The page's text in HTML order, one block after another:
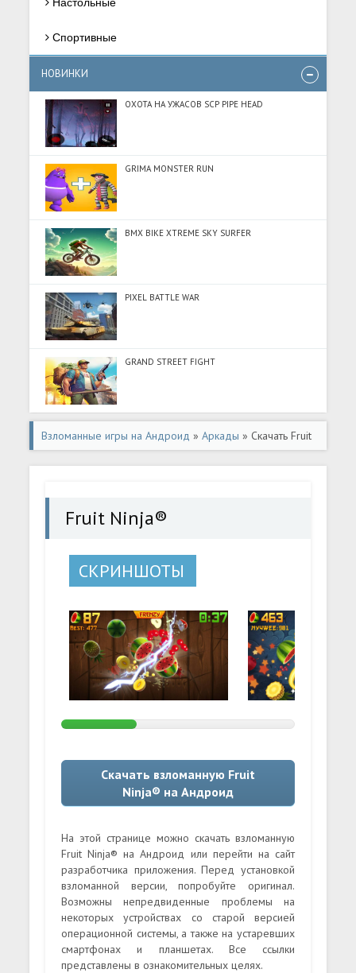
Спортивные
НОВИНКИ
ОХОТА НА УЖАСОВ SCP PIPE HEAD
GRIMA MONSTER RUN
BMX BIKE XTREME SKY SURFER
PIXEL BATTLE WAR
GRAND STREET FIGHT
Взломанные игры на Андроид »Аркады » Скачать Fruit
Ninja® (Много денег) на Андроид
Fruit Ninja®
СКРИНШОТЫ
Скачать взломанную Fruit
Ninja® на Андроид
На этой странице можно скачать взломанную
Fruit Ninja® на Андроид или перейти на сайт
разработчика приложения. Перед установкой
взломанной версии, попробуйте оригинал.
Возможны непредвиденные проблемы на
некоторых устройствах со старой версией
операционной системы, а также на устаревших
смартфонах и планшетах. Все ссылки
представлены в ознакомительных целях.